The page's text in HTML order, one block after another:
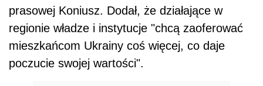
prasowej Koniusz. Dodał, że działające w
regionie władze i instytucje "chcą zaoferować
mieszkańcom Ukrainy coś więcej, co daje
poczucie swojej wartości".